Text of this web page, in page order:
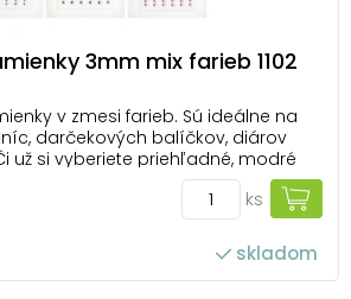
3mm mix farieb 1102
v zmesi farieb. Sú ideálne na
darčekových balíčkov, diárov
už si vyberiete priehľadné, modré
všetky dodajú vašim
a zvýšia ich originalitu. Vďaka
na zadnej strane je a...
ks
skladom